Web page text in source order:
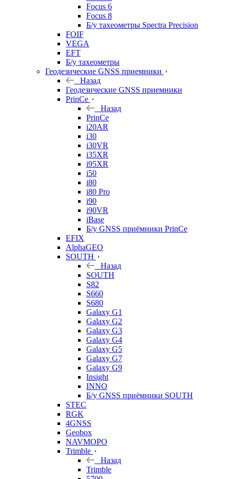
Focus 6
Focus 8
Б/у тахеометры Spectra Precision
FOIF
VEGA
EFT
Б/у тахеометры
Геодезические GNSS приемники
Назад
Геодезические GNSS приемники
PrinCe
Назад
PrinCe
i20AR
i30
i30VR
i35XR
i95XR
i50
i80
i80 Pro
i90
i90VR
iBase
Б/у GNSS приёмники PrinCe
EFIX
AlphaGEO
SOUTH
Назад
SOUTH
S82
S660
S680
Galaxy G1
Galaxy G2
Galaxy G3
Galaxy G4
Galaxy G5
Galaxy G7
Galaxy G9
Insight
INNO
Б/у GNSS приёмники SOUTH
STEC
RGK
4GNSS
Geobox
NAVMOPO
Trimble
Назад
Trimble